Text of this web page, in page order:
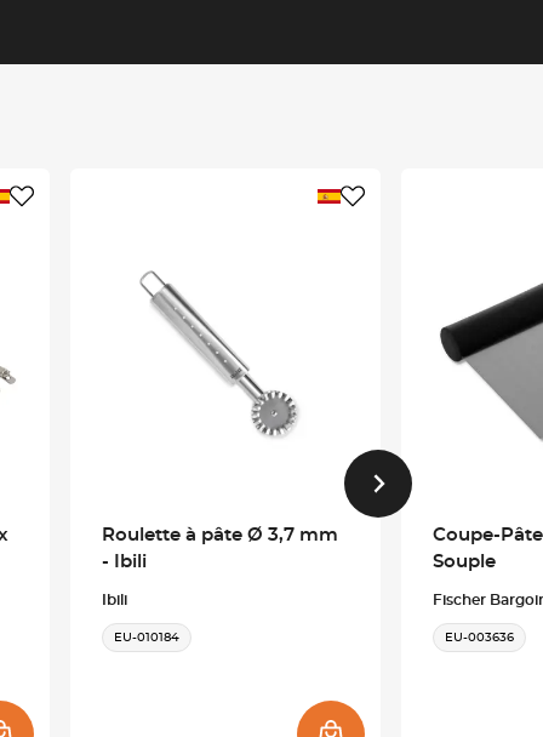
Roulette à pâte Ø 3,7 mm
- Ibili
Ibili
EU-010184
Coupe-
Souple
Fischer
EU-003636